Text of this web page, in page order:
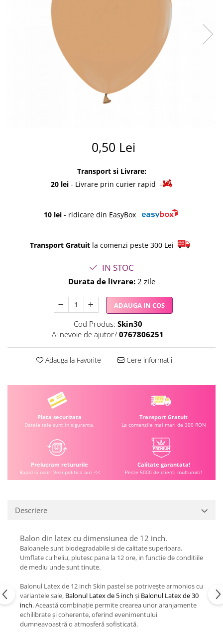
Unicorni si Curcubee
Baloane metalice
Baloane retro
Baloane litere
Baloane personalizate
0,50 Lei
Transport si Livrare:
20 lei - Livrare prin curier rapid
10 lei- ridicare din EasyBox
Transport Gratuit la comenzi peste 300 Lei
IN STOC
Durata de livrare:2 zile
ADAUGA IN COS
Cod Produs: Skin30
Ai nevoie de ajutor? 0767806251
Adauga la Favorite Cere informatii
Plata securizata
Datele tale sunt in siguranta.
Transport Gratuit
La comenzile mai mari de 300 RON
Prelucram retururile
Rapid si usor! Vezi politica aici <<
Calitate garantata!
Peste 5000 de clienti multumiti!
Descriere
Balon din latex cu dimensiunea de 12 inch.
Baloanele sunt biodegradabile si de calitate superioara.
Umflate cu heliu, plutesc pana la 12 ore, in functie de conditiile
de mediu unde sunt tinute.
Balonul Latex de 12 inch Skin pastel se potrivește armonios cu
variantele sale, Balonul Latex de 5 inch și Balonul Latex de 30
inch. Această combinație permite crearea unor aranjamente
echilibrate și coherente, oferind evenimentului
dumneavoastră o atmosferă sofisticată.